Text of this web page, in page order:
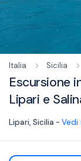
Italia Sicilia
Escursione
Lipari e
Lipari, Sicilia - Vedi